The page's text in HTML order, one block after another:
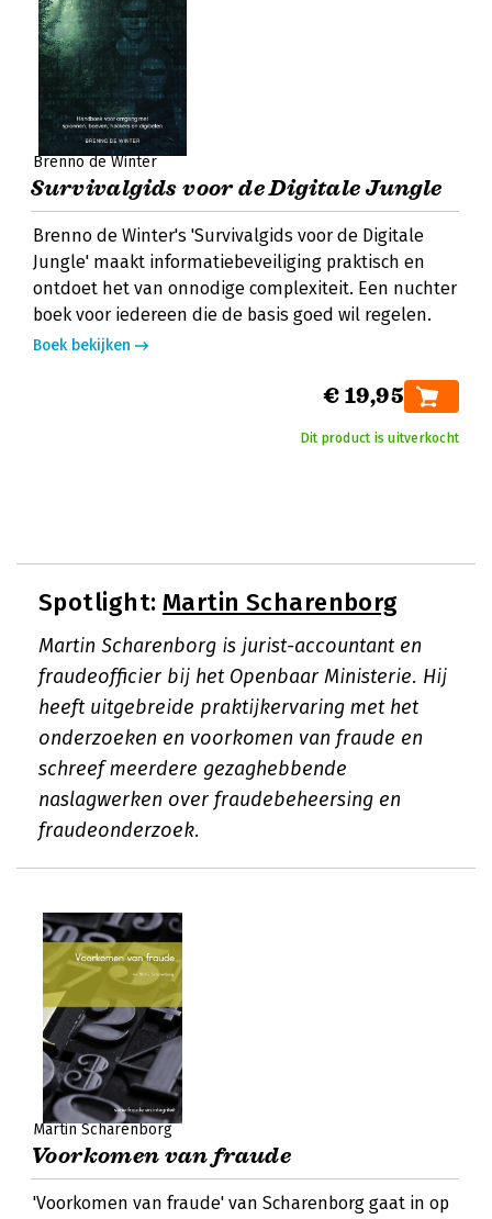
Brenno de Winter
Survivalgids voor de Digitale Jungle
Brenno de Winter's 'Survivalgids voor de Digitale
Jungle' maakt informatiebeveiliging praktisch en
ontdoet het van onnodige complexiteit. Een nuchter
boek voor iedereen die de basis goed wil regelen.
Boek bekijken
€ 19,95
Dit product is uitverkocht
Spotlight: Martin Scharenborg
Martin Scharenborg is jurist-accountant en
fraudeofficier bij het Openbaar Ministerie. Hij
heeft uitgebreide praktijkervaring met het
onderzoeken en voorkomen van fraude en
schreef meerdere gezaghebbende
naslagwerken over fraudebeheersing en
fraudeonderzoek.
Martin Scharenborg
Voorkomen van fraude
'Voorkomen van fraude' van Scharenborg gaat in op